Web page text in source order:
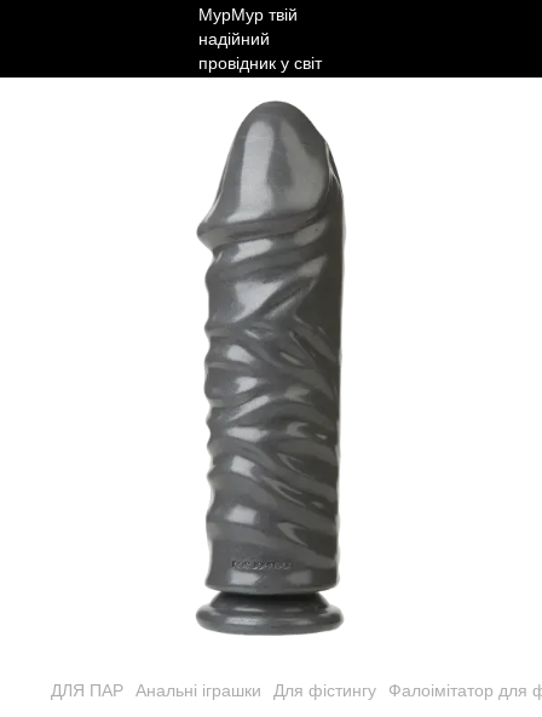
ДЛЯ ПАР Анальні іграшки Для фістингу Фалоімітатор для